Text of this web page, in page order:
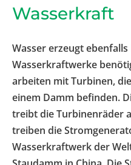
Wasserkraft
Wasser erzeugt
Wasserkraftwerke
arbeiten mit Turbinen,
einem Damm befinden.
treibt die Turbinenräder
treiben die
Wasserkraftwerk der